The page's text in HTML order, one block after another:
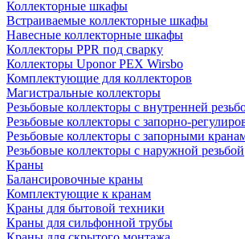
Коллекторные шкафы
Встраиваемые коллекторные шкафы
Навесные коллекторные шкафы
Коллекторы PPR под сварку
Коллекторы Uponor PEX Wirsbo
Комплектующие для коллекторов
Магистральные коллекторы
Резьбовые коллекторы с внутренней
Резьбовые коллекторы с запорно-
Резьбовые коллекторы с запорными
Резьбовые коллекторы с наружной резьбой
Краны
Балансировочные краны
Комплектующие к кранам
Краны для бытовой техники
Краны для сильфонной трубы